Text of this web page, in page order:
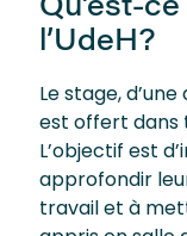
Qu’est-
l’UdeH?
Le stage,
est offert dans
L’objectif est
approfondir
travail et à